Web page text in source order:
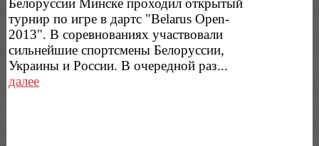
Белоруссии Минске проходил открытый
турнир по игре в дартс "Belarus Open-
2013". В соревнованиях участвовали
сильнейшие спортсмены Белоруссии,
Украины и России. В очередной раз...
далее